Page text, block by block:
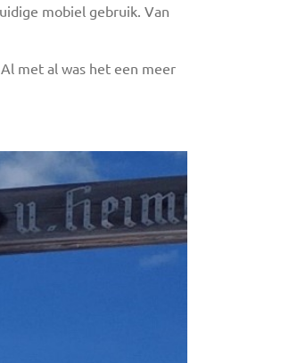
mobiel gebruik. Van
met al was het een meer